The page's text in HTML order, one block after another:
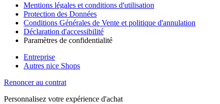
Mentions légales et conditions d'utilisation
Protection des Données
Conditions Générales de Vente et politique d'annulation
Déclaration d'accessibilité
Paramètres de confidentialité
Entreprise
Autres nice Shops
Renoncer au contrat
Personnalisez votre expérience d'achat